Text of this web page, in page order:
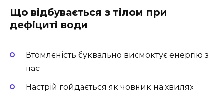
Що відбувається з тілом при
дефіциті води
Втомленість буквально висмоктує енергію з
нас
Настрій гойдається як човник на хвилях